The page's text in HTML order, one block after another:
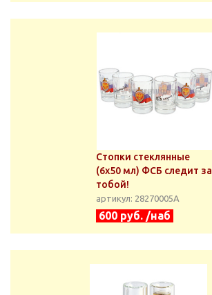
Стопки стеклянные
(6х50 мл) ФСБ следит за
тобой!
артикул: 28270005А
600 руб. /наб